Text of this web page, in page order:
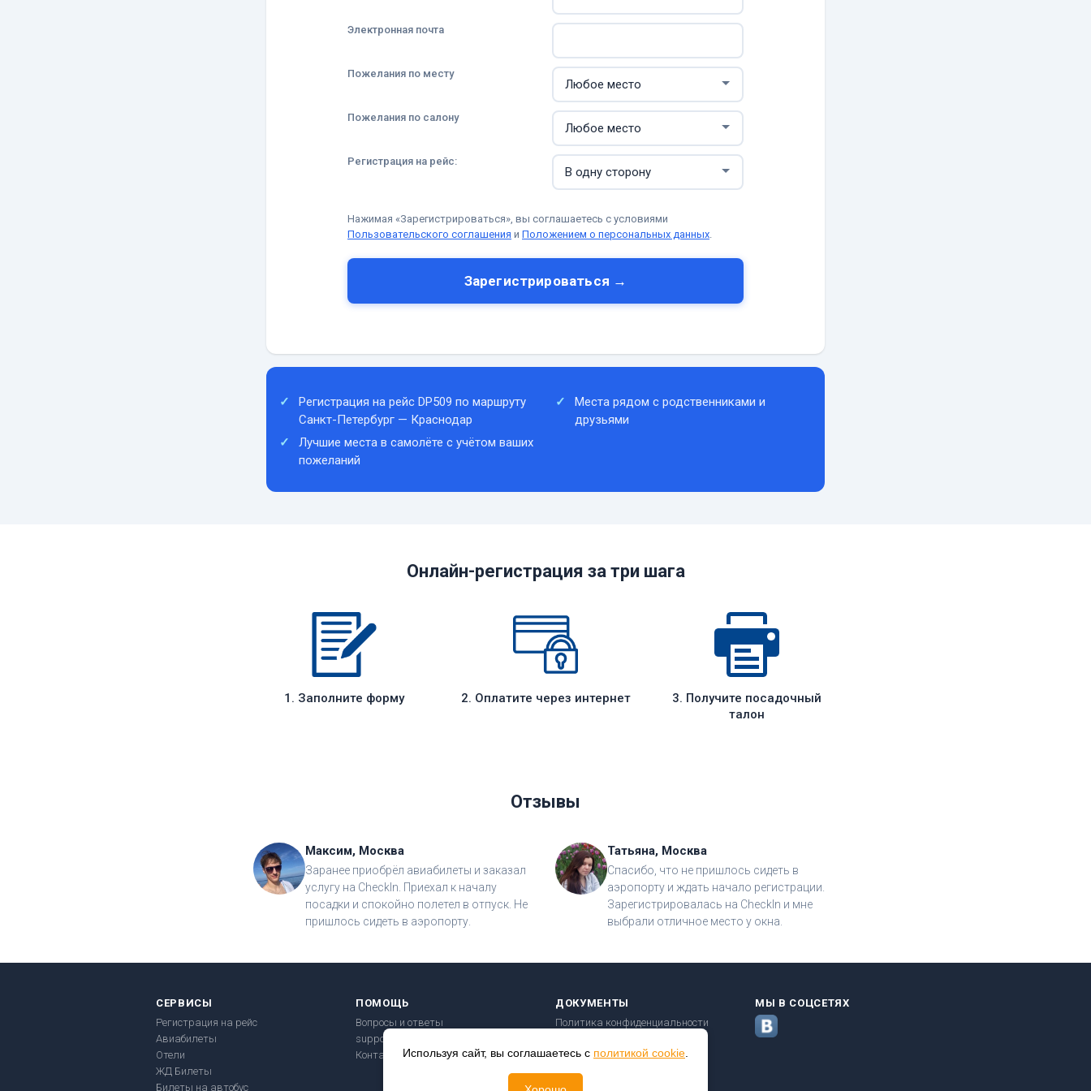
Электронная почта
Пожелания по месту
Пожелания по салону
Регистрация на рейс:
Нажимая «Зарегистрироваться», вы соглашаетесь с условиями
Пользовательского соглашения и Положением о персональных данных.
Зарегистрироваться →
Регистрация на рейс DP509 по маршруту
Санкт-Петербург — Краснодар
Места рядом с родственниками и
друзьями
Лучшие места в самолёте с учётом ваших
пожеланий
Онлайн-регистрация за три шага
1. Заполните форму 2. Оплатите через интернет
3. Получите посадочный
талон
Отзывы
Максим, Москва
Заранее приобрёл авиабилеты и заказал
услугу на CheckIn. Приехал к началу
посадки и спокойно полетел в отпуск. Не
пришлось сидеть в аэропорту.
Татьяна, Москва
Спасибо, что не пришлось сидеть в
аэропорту и ждать начало регистрации.
Зарегистрировалась на CheckIn и мне
выбрали отличное место у окна.
СЕРВИСЫ
Регистрация на рейс
Авиабилеты
Отели
ЖД Билеты
Билеты на автобус
ПОМОЩЬ
Вопросы и ответы
support@checkin24.ru
Контакты
ДОКУМЕНТЫ
Политика конфиденциальности
Правила перевозки
Безопасность платежей
МЫ В СОЦСЕТЯХ
Используя сайт, вы соглашаетесь с политикой cookie